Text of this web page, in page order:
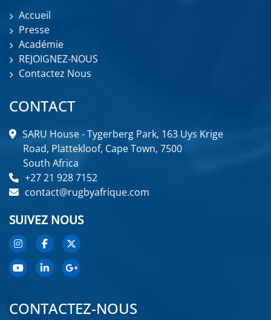
Accueil
Presse
Académie
REJOIGNEZ-NOUS
Contactez Nous
CONTACT
SARU House - Tygerberg Park, 163 Uys Krige
Road, Plattekloof, Cape Town, 7500
South Africa
+27 21 928 7152
contact@rugbyafrique.com
SUIVEZ NOUS
CONTACTEZ-NOUS